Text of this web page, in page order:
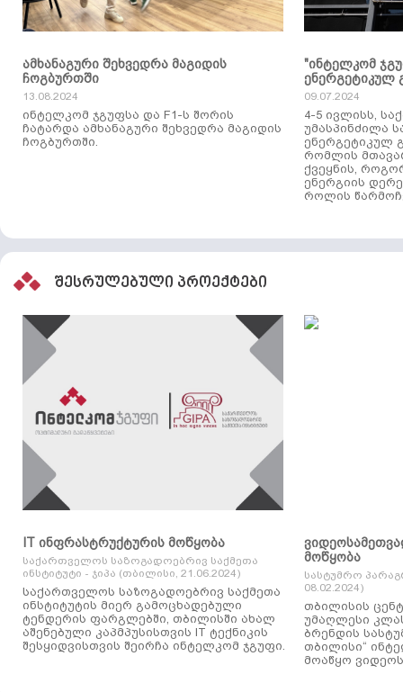
ამხანაგური შეხვედრა მაგიდის
ჩოგბურთში
13.08.2024
ინტელკომ ჯგუფსა და F1-ს შორის
ჩატარდა ამხანაგური შეხვედრა მაგიდის
ჩოგბურთში.
"ინტელკომ
ენერგეტიკულ
09.07.2024
4-5 ივლისს,
უმასპინძილა
ენერგეტიკულ
რომლის
ქვეყნის,
ენერგიის
როლის
შესრულებული პროექტები
IT ინფრასტრუქტურის მოწყობა
საქართველოს საზოგადოებრივ საქმეთა
ინსტიტუტი - ჯიპა (თბილისი, 21.06.2024)
საქართველოს საზოგადოებრივ საქმეთა
ინსტიტუტის მიერ გამოცხადებული
ტენდერის ფარგლებში, თბილისში ახალ
აშენებული კაპმპუსისთვის IT ტექნიკის
შესყიდვისთვის შეირჩა ინტელკომ ჯგუფი.
მოწყობა
სასტუმრო
08.02.2024)
თბილისის
უმაღლესი
ბრენდის
თბილისი“
მოაწყო